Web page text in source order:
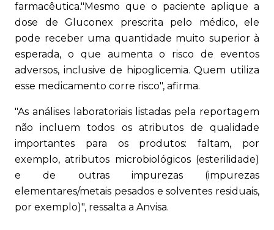
farmacêutica."Mesmo que o paciente aplique a
dose de Gluconex prescrita pelo médico, ele
pode receber uma quantidade muito superior à
esperada, o que aumenta o risco de eventos
adversos, inclusive de hipoglicemia. Quem utiliza
esse medicamento corre risco", afirma.
"As análises laboratoriais listadas pela reportagem
não incluem todos os atributos de qualidade
importantes para os produtos: faltam, por
exemplo, atributos microbiológicos (esterilidade)
e de outras impurezas (impurezas
elementares/metais pesados e solventes residuais,
por exemplo)", ressalta a Anvisa.